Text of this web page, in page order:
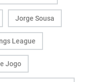
Jorge Sousa
League
Jogo